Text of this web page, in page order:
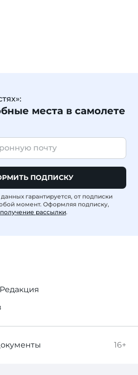
места в самолете
ПОДПИСКУ
гарантируется, от подписки
момент. Оформляя подписку,
рассылки.
Редакция
16+